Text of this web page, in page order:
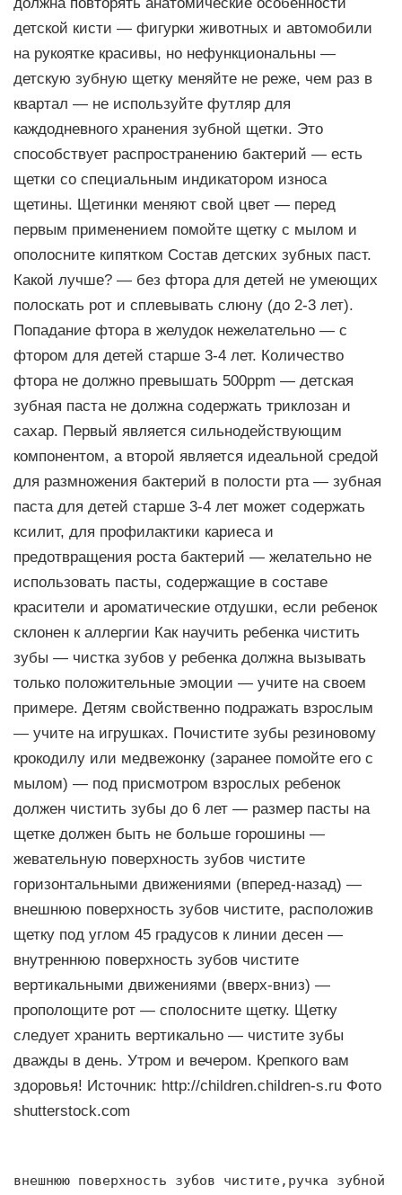
детской кисти — фигурки животных и автомобили
на рукоятке красивы, но нефункциональны —
детскую зубную щетку меняйте не реже, чем раз в
квартал — не используйте футляр для
каждодневного хранения зубной щетки. Это
способствует распространению бактерий — есть
щетки со специальным индикатором износа
щетины. Щетинки меняют свой цвет — перед
первым применением помойте щетку с мылом и
ополосните кипятком Состав детских зубных паст.
Какой лучше? — без фтора для детей не умеющих
полоскать рот и сплевывать слюну (до 2-3 лет).
Попадание фтора в желудок нежелательно — с
фтором для детей старше 3-4 лет. Количество
фтора не должно превышать 500ppm — детская
зубная паста не должна содержать триклозан и
сахар. Первый является сильнодействующим
компонентом, а второй является идеальной средой
для размножения бактерий в полости рта — зубная
паста для детей старше 3-4 лет может содержать
ксилит, для профилактики кариеса и
предотвращения роста бактерий — желательно не
использовать пасты, содержащие в составе
красители и ароматические отдушки, если ребенок
склонен к аллергии Как научить ребенка чистить
зубы — чистка зубов у ребенка должна вызывать
только положительные эмоции — учите на своем
примере. Детям свойственно подражать взрослым
— учите на игрушках. Почистите зубы резиновому
крокодилу или медвежонку (заранее помойте его с
мылом) — под присмотром взрослых ребенок
должен чистить зубы до 6 лет — размер пасты на
щетке должен быть не больше горошины —
жевательную поверхность зубов чистите
горизонтальными движениями (вперед-назад) —
внешнюю поверхность зубов чистите, расположив
щетку под углом 45 градусов к линии десен —
внутреннюю поверхность зубов чистите
вертикальными движениями (вверх-вниз) —
прополощите рот — сполосните щетку. Щетку
следует хранить вертикально — чистите зубы
дважды в день. Утром и вечером. Крепкого вам
здоровья! Источник: http://children.children-s.ru Фото
shutterstock.com
внешнюю поверхность зубов чистите,ручка зубной